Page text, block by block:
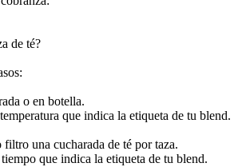
de té?
o en botella.
que indica la etiqueta de tu blend.
filtro una cucharada de té por taza.
que indica la etiqueta de tu blend.